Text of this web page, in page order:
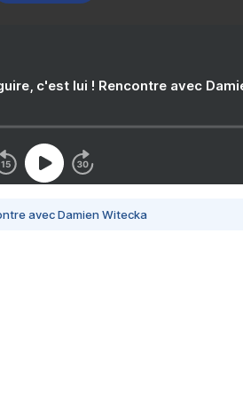
c'est lui ! Rencontre avec
avec Damien Witecka